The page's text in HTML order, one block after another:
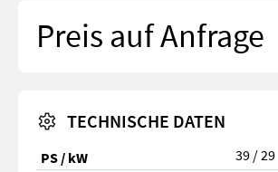
Preis auf Anfrage
TECHNISCHE DATEN
PS / kW
39 / 29